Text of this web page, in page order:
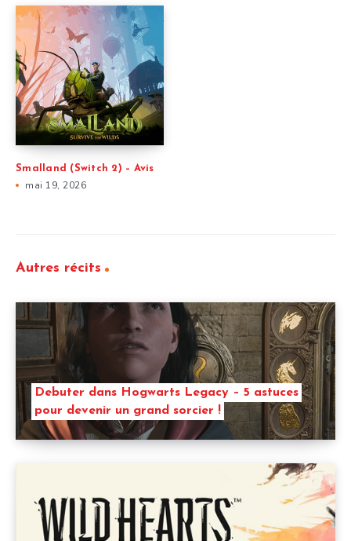
Smalland (Switch 2) – Avis
mai 19, 2026
Autres récits
Debuter dans Hogwarts Legacy – 5 astuces
pour devenir un grand sorcier !